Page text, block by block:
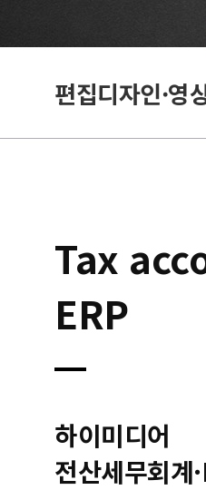
편집디자인·영
Tax
ERP
하이미디어
전산세무회계